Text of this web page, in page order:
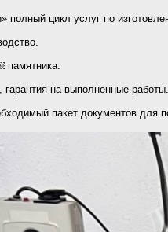
полный цикл услуг по
памятника.
гарантия на выполненные работы.
пакет документов для